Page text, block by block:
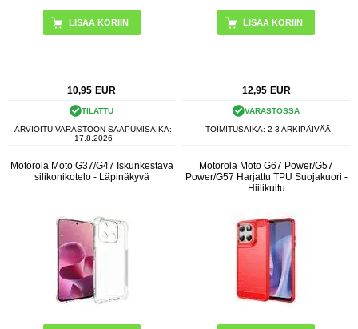
LISÄÄ KORIIN
10,95 EUR
TILATTU
ARVIOITU VARASTOON SAAPUMISAIKA:
17.8.2026
12,95 EUR
VARASTOSSA
TOIMITUSAIKA: 2-3 ARKIPÄIVÄÄ
Motorola Moto G37/G47 Iskunkestävä
silikonikotelo - Läpinäkyvä
Motorola Moto G67 Power/G57
Power/G57 Harjattu TPU Suojakuori -
Hiilikuitu